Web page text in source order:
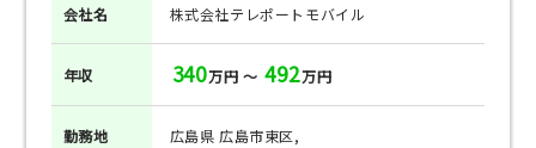
会社名 株式会社テレポートモバイル
年収 340万円 ～ 492万円
勤務地 広島県 広島市東区,